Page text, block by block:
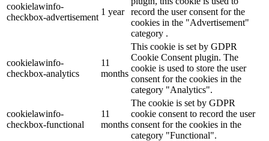
cookielawinfo-
checkbox-advertisement
1 year
record the user consent for the
cookies in the "Advertisement"
category .
cookielawinfo-
checkbox-analytics
11
months
This cookie is set by GDPR
Cookie Consent plugin. The
cookie is used to store the user
consent for the cookies in the
category "Analytics".
cookielawinfo-
checkbox-functional
11
months
The cookie is set by GDPR
cookie consent to record the user
consent for the cookies in the
category "Functional".